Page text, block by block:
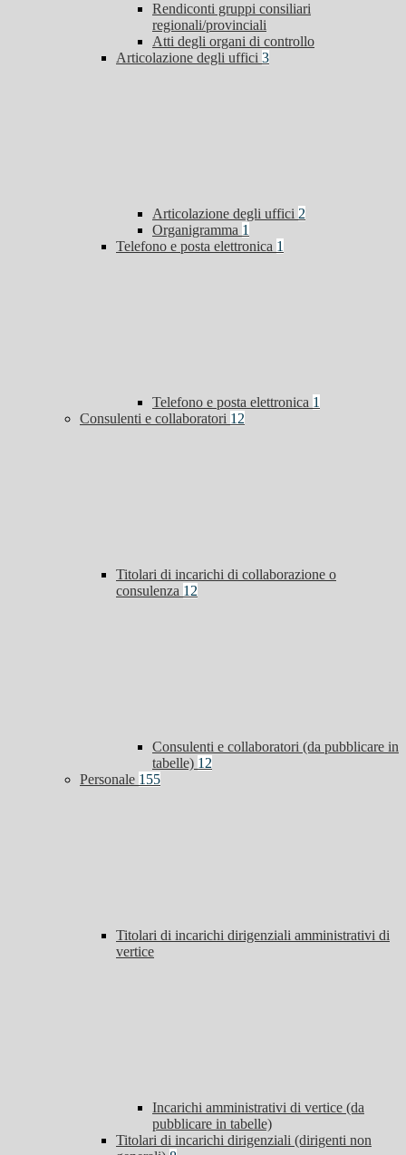
Rendiconti gruppi consiliari
regionali/provinciali
Atti degli organi di controllo
Articolazione degli uffici 3
Articolazione degli uffici 2
Organigramma 1
Telefono e posta elettronica 1
Telefono e posta elettronica 1
Consulenti e collaboratori 12
Titolari di incarichi di collaborazione o
consulenza 12
Consulenti e collaboratori (da pubblicare in
tabelle) 12
Personale 155
Titolari di incarichi dirigenziali amministrativi di
vertice
Incarichi amministrativi di vertice (da
pubblicare in tabelle)
Titolari di incarichi dirigenziali (dirigenti non